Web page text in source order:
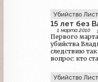
допросить
Константина
журналисту
заказчиком
Сергея
Убийство
15 лет без
1 марта 2010
Первого марта
убийства
следствию
вопрос: кто
Убийство